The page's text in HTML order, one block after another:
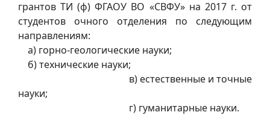
грантов ТИ (ф) ФГАОУ ВО «СВФУ» на 2017 г. от
студентов очного отделения по следующим
направлениям:
а) горно-геологические науки;
б) технические науки;
в) естественные и точные
науки;
г) гуманитарные науки.